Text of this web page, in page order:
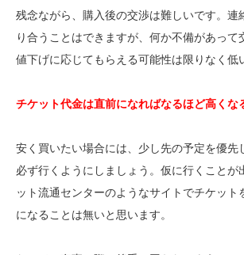
残念ながら、購入後の交渉は難しいです。連
り合うことはできますが、何か不備があって
値下げに応じてもらえる可能性は限りなく低
チケット代金は直前になればなるほど高くな
安く買いたい場合には、少し先の予定を優先
必ず行くようにしましょう。仮に行くことが
ット流通センターのようなサイトでチケット
になることは無いと思います。